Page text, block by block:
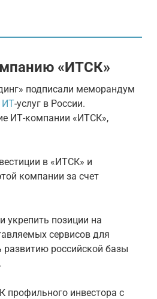
«ИТСК»
подписали меморандум
ИТ-услуг в России.
ИТ-компании «ИТСК»,
в «ИТСК» и
компании за счет
укрепить позиции на
сервисов для
развитию российской базы
профильного инвестора с